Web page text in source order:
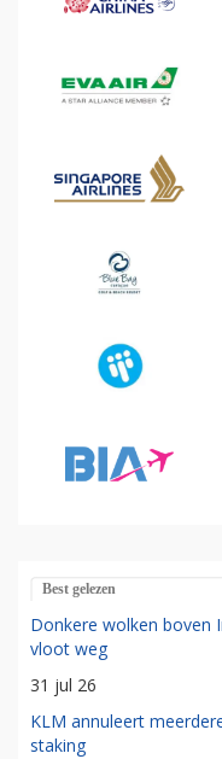
Best gelezen
Donkere wolken boven
vloot weg
31 jul 26
KLM annuleert
staking